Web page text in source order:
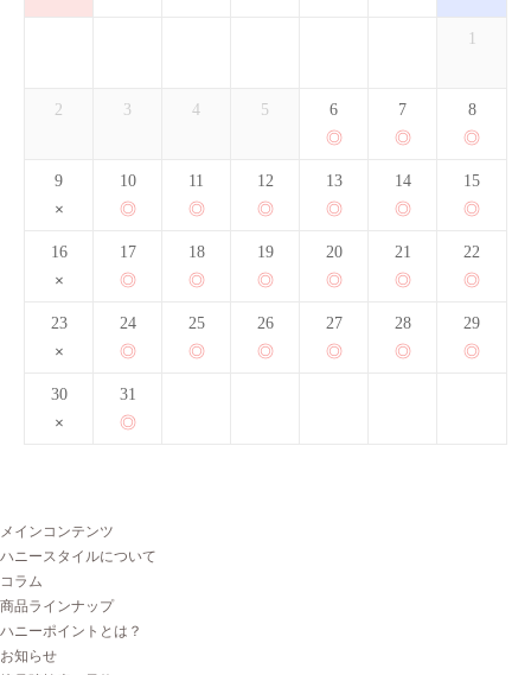
1
2 3 4 5 6 7 8
9 10 11 12 13 14 15
16 17 18 19 20 21 22
23 24 25 26 27 28 29
30 31
メインコンテンツ
ハニースタイルについて
コラム
商品ラインナップ
ハニーポイントとは？
お知らせ